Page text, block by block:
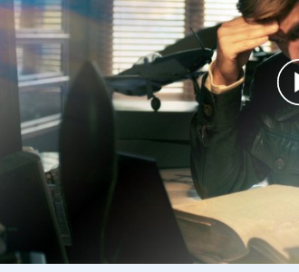
Conoce a un Scientologist
Dentro de una Iglesia
Los Principios Básicos de Scientology
Una Introducción a Dianética
Amor y Odio: ¿Qué es Grandeza?